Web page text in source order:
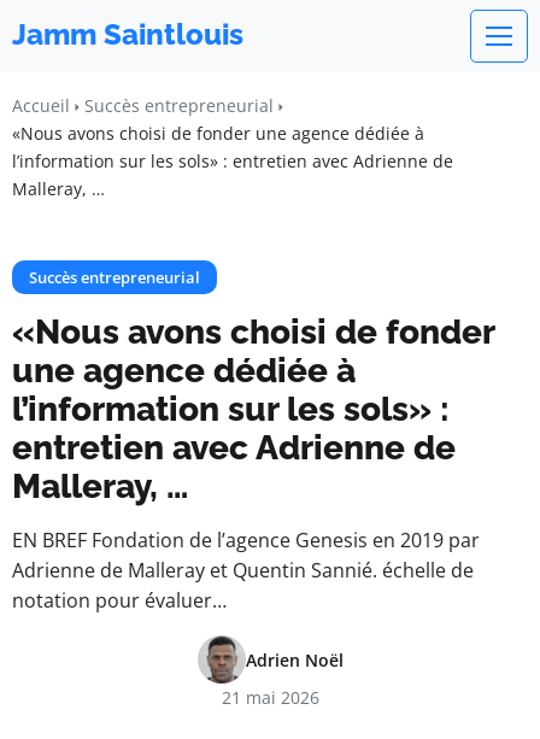
Jamm Saintlouis
Accueil
Succès entrepreneurial
«Nous avons choisi de fonder une agence dédiée à
l’information sur les sols» : entretien avec Adrienne de
Malleray, …
Succès entrepreneurial
«Nous avons choisi de fonder
une agence dédiée à
l’information sur les sols» :
entretien avec Adrienne de
Malleray, …
EN BREF Fondation de l’agence Genesis en 2019 par
Adrienne de Malleray et Quentin Sannié. échelle de
notation pour évaluer…
Adrien Noël
21 mai 2026